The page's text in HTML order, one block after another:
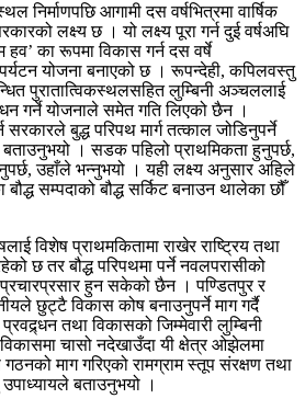
निर्माणपछि आगामी दस वर्षभित्रमा वार्षिक
लक्ष्य छ । यो लक्ष्य पूरा गर्न दुई वर्षअघि
का रूपमा विकास गर्न दस वर्षे
योजना बनाएको छ । रूपन्देही, कपिलवस्तु
पुरातात्विकस्थलसहित लुम्बिनी अञ्चललाई
गर्ने योजनाले समेत गति लिएको छैन ।
सरकारले बुद्ध परिपथ मार्ग तत्काल जोडिनुपर्ने
बताउनुभयो । सडक पहिलो प्राथमिकता हुनुपर्छ,
उहाँले भन्नुभयो । यही लक्ष्य अनुसार अहिले
सम्पदाको बौद्ध सर्किट बनाउन थालेका छौँ
विशेष प्राथमकितामा राखेर राष्ट्रिय तथा
छ तर बौद्ध परिपथमा पर्ने नवलपरासीको
प्रचारप्रसार हुन सकेको छैन । पण्डितपुर र
छुट्टै विकास कोष बनाउनुपर्ने माग गर्दै
तथा विकासको जिम्मेवारी लुम्बिनी
चासो नदेखाउँदा यी क्षेत्र ओझेलमा
माग गरिएको रामग्राम स्तूप संरक्षण तथा
बताउनुभयो ।